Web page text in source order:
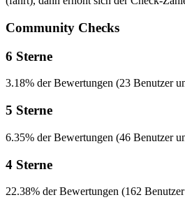
Community Checks
6 Sterne
3.18% der Bewertungen (23 Benutzer
5 Sterne
6.35% der Bewertungen (46 Benutzer
4 Sterne
22.38% der Bewertungen (162